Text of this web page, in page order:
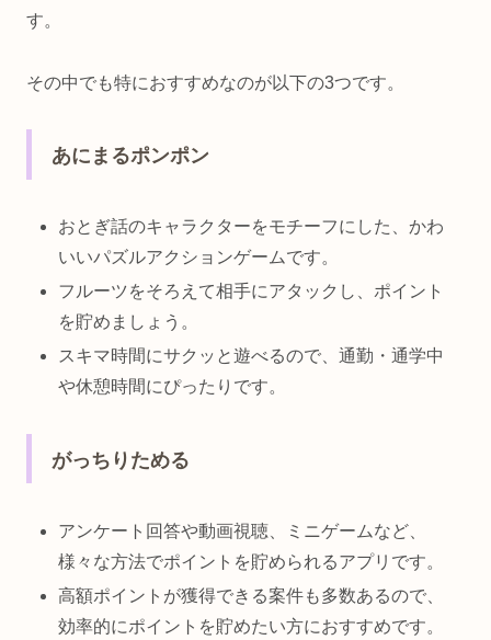
す。
その中でも特におすすめなのが以下の3つです。
あにまるポンポン
おとぎ話のキャラクターをモチーフにした、かわ
いいパズルアクションゲームです。
フルーツをそろえて相手にアタックし、ポイント
を貯めましょう。
スキマ時間にサクッと遊べるので、通勤・通学中
や休憩時間にぴったりです。
がっちりためる
アンケート回答や動画視聴、ミニゲームなど、
様々な方法でポイントを貯められるアプリです。
高額ポイントが獲得できる案件も多数あるので、
効率的にポイントを貯めたい方におすすめです。